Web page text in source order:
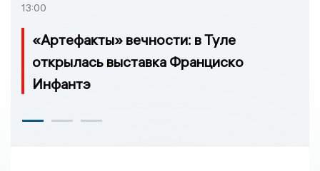
13:00
«Артефакты» вечности: в Туле
открылась выставка Франциско
Инфантэ